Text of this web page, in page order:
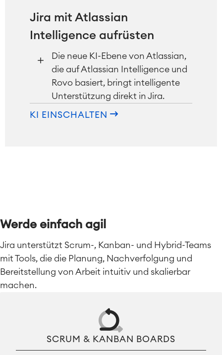
Jira mit Atlassian
Intelligence aufrüsten
Die neue KI-Ebene von Atlassian,
die auf Atlassian Intelligence und
Rovo basiert, bringt intelligente
Unterstützung direkt in Jira.
KI EINSCHALTEN
Werde einfach agil
Jira unterstützt Scrum-, Kanban- und Hybrid-Teams
mit Tools, die die Planung, Nachverfolgung und
Bereitstellung von Arbeit intuitiv und skalierbar
machen.
SCRUM & KANBAN BOARDS